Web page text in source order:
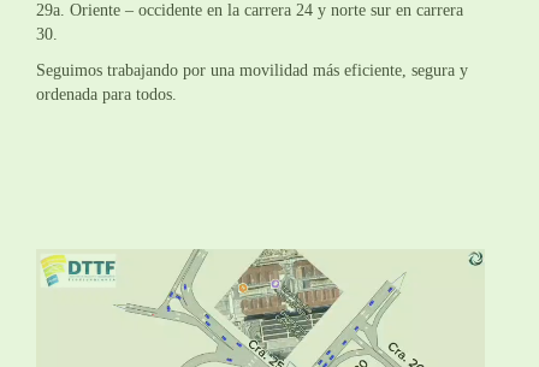
29a. Oriente – occidente en la carrera 24 y norte sur en carrera
30.
Seguimos trabajando por una movilidad más eficiente, segura y
ordenada para todos.